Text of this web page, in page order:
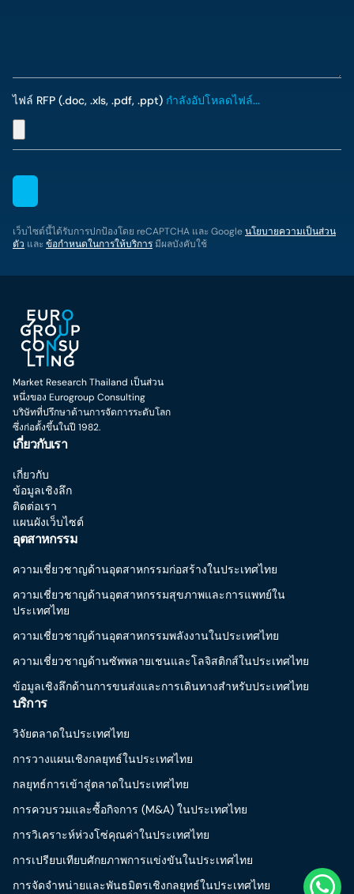
ไฟล์ RFP (.doc, .xls, .pdf, .ppt) กำลังอัปโหลดไฟล์...
เว็บไซต์นี้ได้รับการปกป้องโดย reCAPTCHA และ Googleนโยบายความเป็นส่วน
ตัว และ ข้อกำหนดในการให้บริการมีผลบังคับใช้
Market Research Thailand เป็นส่วน
หนึ่งของ Eurogroup Consulting
บริษัทที่ปรึกษาด้านการจัดการระดับโลก
ซึ่งก่อตั้งขึ้นในปี 1982.
เกี่ยวกับเรา
เกี่ยวกับ
ข้อมูลเชิงลึก
ติดต่อเรา
แผนผังเว็บไซต์
อุตสาหกรรม
ความเชี่ยวชาญด้านอุตสาหกรรมก่อสร้างในประเทศไทย
ความเชี่ยวชาญด้านอุตสาหกรรมสุขภาพและการแพทย์ใน
ประเทศไทย
ความเชี่ยวชาญด้านอุตสาหกรรมพลังงานในประเทศไทย
ความเชี่ยวชาญด้านซัพพลายเชนและโลจิสติกส์ในประเทศไทย
ข้อมูลเชิงลึกด้านการขนส่งและการเดินทางสำหรับประเทศไทย
บริการ
วิจัยตลาดในประเทศไทย
การวางแผนเชิงกลยุทธ์ในประเทศไทย
กลยุทธ์การเข้าสู่ตลาดในประเทศไทย
การควบรวมและซื้อกิจการ (M&A) ในประเทศไทย
การวิเคราะห์ห่วงโซ่คุณค่าในประเทศไทย
การเปรียบเทียบศักยภาพการแข่งขันในประเทศไทย
การจัดจำหน่ายและพันธมิตรเชิงกลยุทธ์ในประเทศไทย